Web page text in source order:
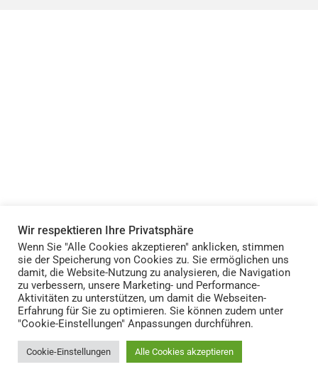
Wir respektieren Ihre Privatsphäre
Wenn Sie "Alle Cookies akzeptieren" anklicken, stimmen
sie der Speicherung von Cookies zu. Sie ermöglichen uns
damit, die Website-Nutzung zu analysieren, die Navigation
zu verbessern, unsere Marketing- und Performance-
Aktivitäten zu unterstützen, um damit die Webseiten-
Erfahrung für Sie zu optimieren. Sie können zudem unter
"Cookie-Einstellungen" Anpassungen durchführen.
Cookie-Einstellungen Alle Cookies akzeptieren